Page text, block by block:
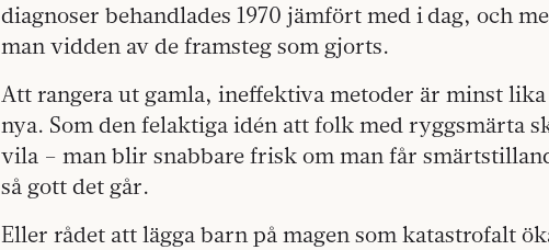
diagnoser behandlades 1970 jämfört med i dag, och
man vidden av de framsteg som gjorts.
Att rangera ut gamla, ineffektiva metoder är minst
nya. Som den felaktiga idén att folk med ryggsmärta
vila – man blir snabbare frisk om man får
så gott det går.
Eller rådet att lägga barn på magen som katastrofalt